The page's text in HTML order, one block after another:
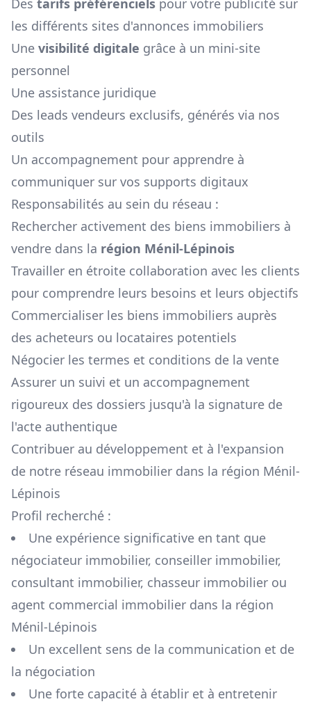
Des tarifs préférenciels pour votre publicité sur
les différents sites d'annonces immobiliers
Une visibilité digitale grâce à un mini-site
personnel
Une assistance juridique
Des leads vendeurs exclusifs, générés via nos
outils
Un accompagnement pour apprendre à
communiquer sur vos supports digitaux
Responsabilités au sein du réseau :
Rechercher activement des biens immobiliers à
vendre dans la région Ménil-Lépinois
Travailler en étroite collaboration avec les clients
pour comprendre leurs besoins et leurs objectifs
Commercialiser les biens immobiliers auprès
des acheteurs ou locataires potentiels
Négocier les termes et conditions de la vente
Assurer un suivi et un accompagnement
rigoureux des dossiers jusqu'à la signature de
l'acte authentique
Contribuer au développement et à l'expansion
de notre réseau immobilier dans la région Ménil-
Lépinois
Profil recherché :
Une expérience significative en tant que
négociateur immobilier, conseiller immobilier,
consultant immobilier, chasseur immobilier ou
agent commercial immobilier dans la région
Ménil-Lépinois
Un excellent sens de la communication et de
la négociation
Une forte capacité à établir et à entretenir